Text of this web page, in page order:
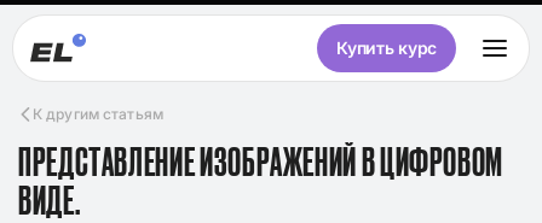
Купить курс
К другим статьям
ПРЕДСТАВЛЕНИЕ ИЗОБРАЖЕНИЙ В ЦИФРОВОМ
ВИДЕ.